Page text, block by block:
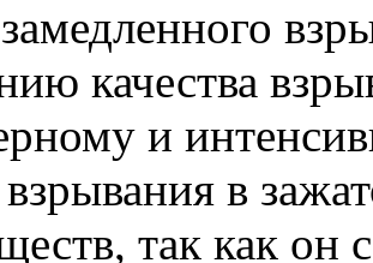
качества
и
в
так как он